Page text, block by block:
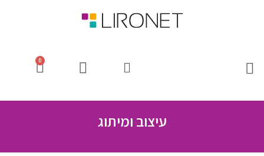
0
עיצוב ומיתוג